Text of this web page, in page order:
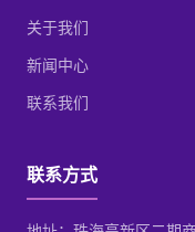
关于我们
新闻中心
联系我们
联系方式